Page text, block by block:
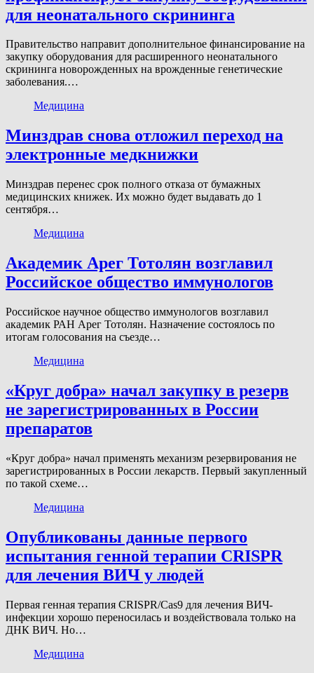
для неонатального скрининга
Правительство направит дополнительное финансирование на
закупку оборудования для расширенного неонатального
скрининга новорожденных на врожденные генетические
заболевания.…
Медицина
Минздрав снова отложил переход на
электронные медкнижки
Минздрав перенес срок полного отказа от бумажных
медицинских книжек. Их можно будет выдавать до 1
сентября…
Медицина
Академик Арег Тотолян возглавил
Российское общество иммунологов
Российское научное общество иммунологов возглавил
академик РАН Арег Тотолян. Назначение состоялось по
итогам голосования на съезде…
Медицина
«Круг добра» начал закупку в резерв
не зарегистрированных в России
препаратов
«Круг добра» начал применять механизм резервирования не
зарегистрированных в России лекарств. Первый закупленный
по такой схеме…
Медицина
Опубликованы данные первого
испытания генной терапии CRISPR
для лечения ВИЧ у людей
Первая генная терапия CRISPR/Cas9 для лечения ВИЧ-
инфекции хорошо переносилась и воздействовала только на
ДНК ВИЧ. Но…
Медицина